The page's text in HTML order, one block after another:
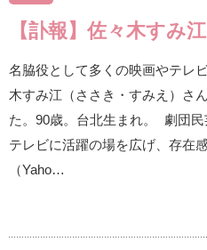
【訃報】佐々木すみ
名脇役として多くの映画やテレ
木すみ江（ささき・すみえ）さ
た。90歳。台北生まれ。 劇団民
テレビに活躍の場を広げ、存在
（Yaho…